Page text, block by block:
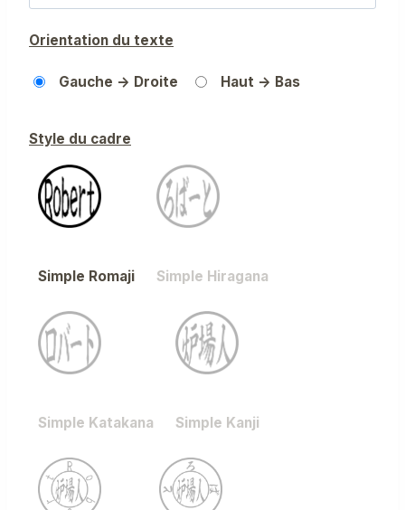
Orientation du texte
Gauche -> Droite Haut -> Bas
Style du cadre
Simple Romaji Simple Hiragana
Simple Katakana Simple Kanji